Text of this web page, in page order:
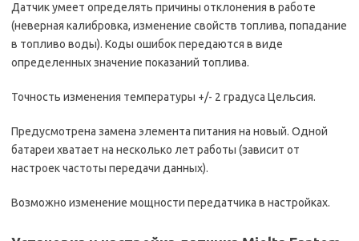
Датчик умеет определять причины отклонения в работе
(неверная калибровка, изменение свойств топлива, попадание
в топливо воды). Коды ошибок передаются в виде
определенных значение показаний топлива.
Точность изменения температуры +/- 2 градуса Цельсия.
Предусмотрена замена элемента питания на новый. Одной
батареи хватает на несколько лет работы (зависит от
настроек частоты передачи данных).
Возможно изменение мощности передатчика в настройках.